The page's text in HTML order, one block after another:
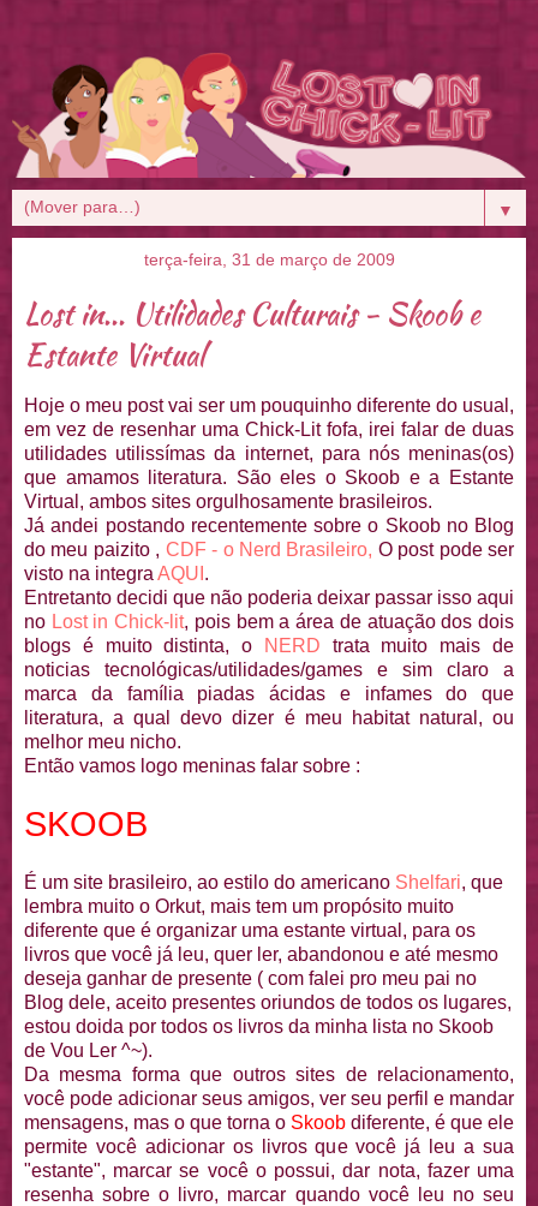
▼
terça-feira, 31 de março de 2009
Lost in... Utilidades Culturais - Skoob e
Estante Virtual
Hoje o meu post vai ser um pouquinho diferente do usual,
em vez de resenhar uma Chick-Lit fofa, irei falar de duas
utilidades utilissímas da internet, para nós meninas(os)
que amamos literatura. São eles o Skoob e a Estante
Virtual, ambos sites orgulhosamente brasileiros.
Já andei postando recentemente sobre o Skoob no Blog
do meu paizito , CDF - o Nerd Brasileiro, O post pode ser
visto na integra AQUI .
Entretanto decidi que não poderia deixar passar isso aqui
no Lost in Chick-lit, pois bem a área de atuação dos dois
blogs é muito distinta, o
NERD
trata muito mais de
noticias tecnológicas/utilidades/games e sim claro a
marca da família piadas ácidas e infames do que
literatura, a qual devo dizer é meu habitat natural, ou
melhor meu nicho.
Então vamos logo meninas falar sobre :
SKOOB
É um site brasileiro, ao estilo do americano Shelfari, que
lembra muito o Orkut, mais tem um propósito muito
diferente que é organizar uma estante virtual, para os
livros que você já leu, quer ler, abandonou e até mesmo
deseja ganhar de presente ( com falei pro meu pai no
Blog dele, aceito presentes oriundos de todos os lugares,
estou doida por todos os livros da minha lista no Skoob
de Vou Ler ^~).
Da mesma forma que outros sites de relacionamento,
você pode adicionar seus amigos, ver seu perfil e mandar
mensagens, mas o que torna o Skoob diferente, é que ele
permite você adicionar os livros que você já leu a sua
"estante", marcar se você o possui, dar nota, fazer uma
resenha sobre o livro, marcar quando você leu no seu